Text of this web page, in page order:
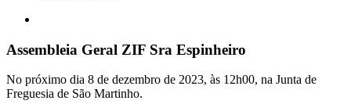
Image
Assembleia Geral ZIF Sra Espinheiro
No próximo dia 8 de dezembro de 2023, às 12h00, na Junta de
Freguesia de São Martinho.